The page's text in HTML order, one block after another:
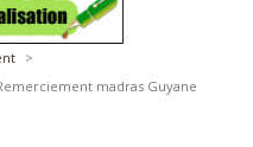
>
madras Guyane